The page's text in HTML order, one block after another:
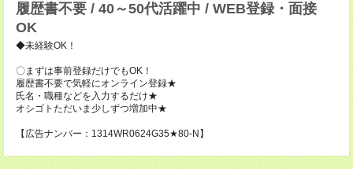
履歴書不要 / 40～50代活躍中 / WEB登録・面接
OK
◆未経験OK！
〇まずは事前登録だけでもOK！
履歴書不要で気軽にオンライン登録★
氏名・職種などを入力するだけ★
オシゴトただいま少しずつ増加中★
【広告ナンバー：1314WR0624G35★80-N】